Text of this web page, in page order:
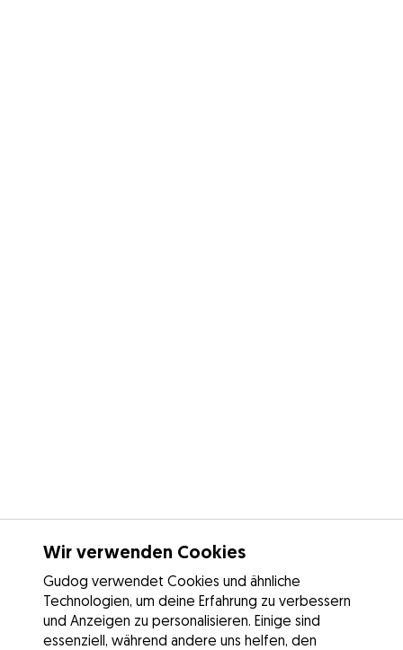
Wir verwenden Cookies
Gudog verwendet Cookies und ähnliche
Technologien, um deine Erfahrung zu verbessern
und Anzeigen zu personalisieren. Einige sind
essenziell, während andere uns helfen, den